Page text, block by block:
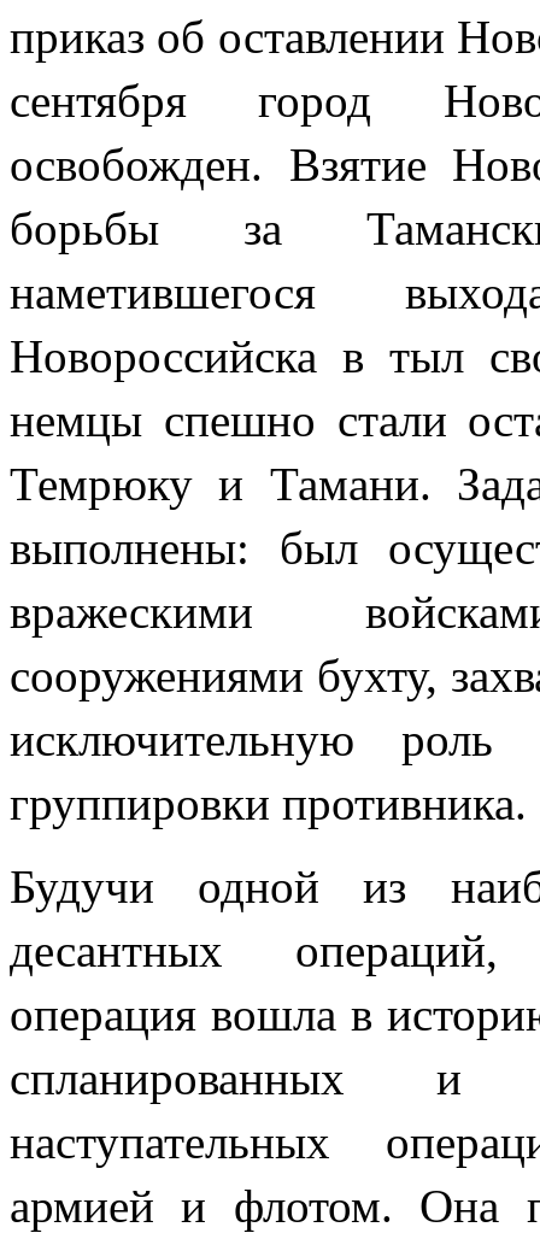
приказ об оставлении
сентября город
освобожден. Взятие
борьбы за
наметившегося
Новороссийска в тыл
немцы спешно стали
Темрюку и Тамани.
выполнены: был
вражескими
сооружениями бухту,
исключительную роль
группировки противника.
Будучи одной из
десантных операций,
операция вошла в
спланированных и
наступательных
армией и флотом. Она